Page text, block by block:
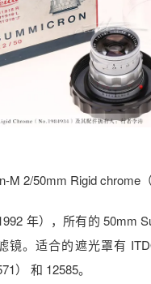
M 2/50mm Rigid chrome（
年），所有的 50mm
镜。适合的遮光罩有
） 和 12585。